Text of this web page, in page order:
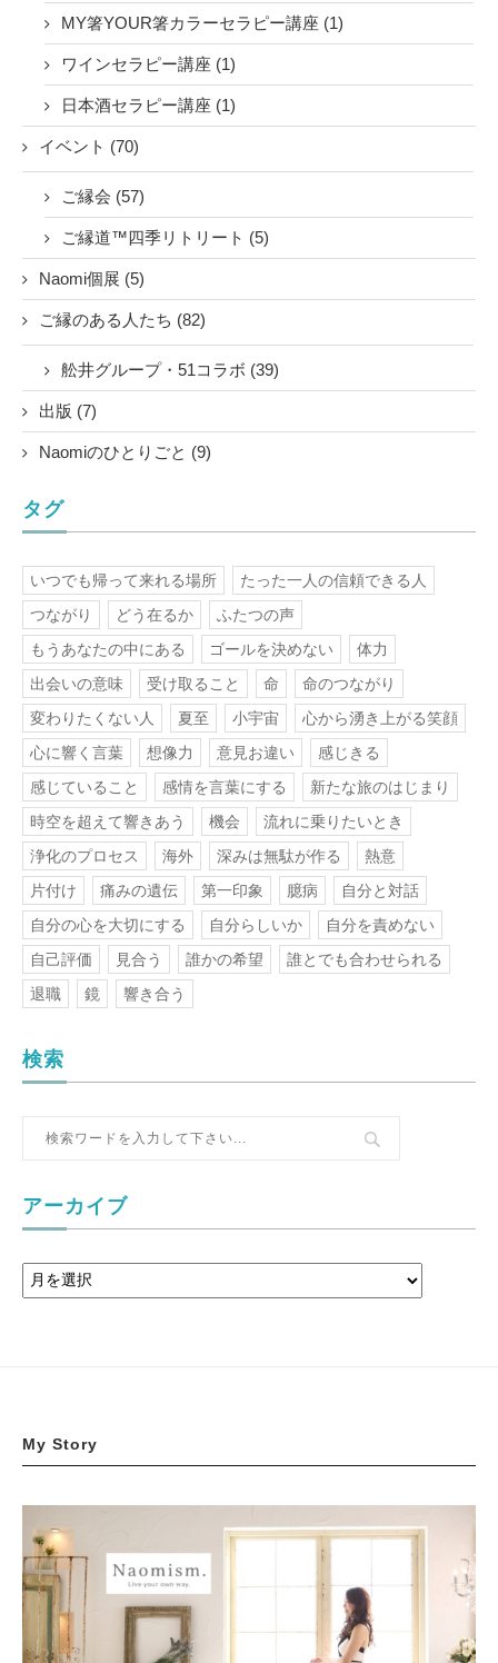
MY箸YOUR箸カラーセラピー講座 (1)
ワインセラピー講座 (1)
日本酒セラピー講座 (1)
イベント (70)
ご縁会 (57)
ご縁道™四季リトリート (5)
Naomi個展 (5)
ご縁のある人たち (82)
舩井グループ・51コラボ (39)
出版 (7)
Naomiのひとりごと (9)
タグ
いつでも帰って来れる場所
たった一人の信頼できる人
つながり
どう在るか
ふたつの声
もうあなたの中にある
ゴールを決めない
体力
出会いの意味
受け取ること 命
命のつながり
変わりたくない人
夏至 小宇宙
心から湧き上がる笑顔
心に響く言葉
想像力 意見お違い
感じきる
感じていること
感情を言葉にする
新たな旅のはじまり
時空を超えて響きあう
機会
流れに乗りたいとき
浄化のプロセス
海外 深みは無駄が作る
熱意
片付け
痛みの遺伝 第一印象 臆病
自分と対話
自分の心を大切にする
自分らしいか
自分を責めない
自己評価
見合う 誰かの希望
誰とでも合わせられる
退職
鏡 響き合う
検索
アーカイブ
My Story